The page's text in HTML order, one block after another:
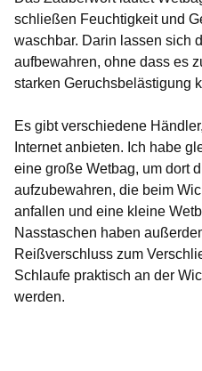
schließen Feuchtigkeit und
waschbar. Darin lassen sich
aufbewahren, ohne dass es
starken Geruchsbelästigung
Es gibt verschiedene
Internet anbieten. Ich habe
eine große Wetbag, um dort
aufzubewahren, die beim
anfallen und eine kleine
Nasstaschen haben
Reißverschluss zum
Schlaufe praktisch an der
werden.